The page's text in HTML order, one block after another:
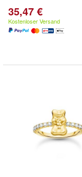
35,47 €
Kostenloser Versand